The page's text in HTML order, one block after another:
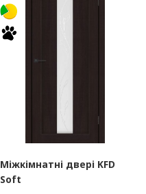
Міжкімнатні двері KFD
Soft